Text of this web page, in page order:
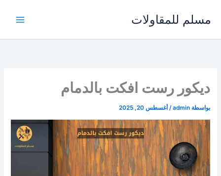
مسلم للمقاولات
ديكور رست افكت بالدمام
بواسطة admin
/ أغسطس 20, 2025